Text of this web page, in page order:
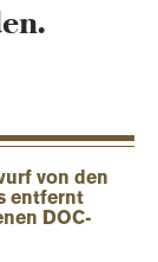
von den
entfernt
DOC-